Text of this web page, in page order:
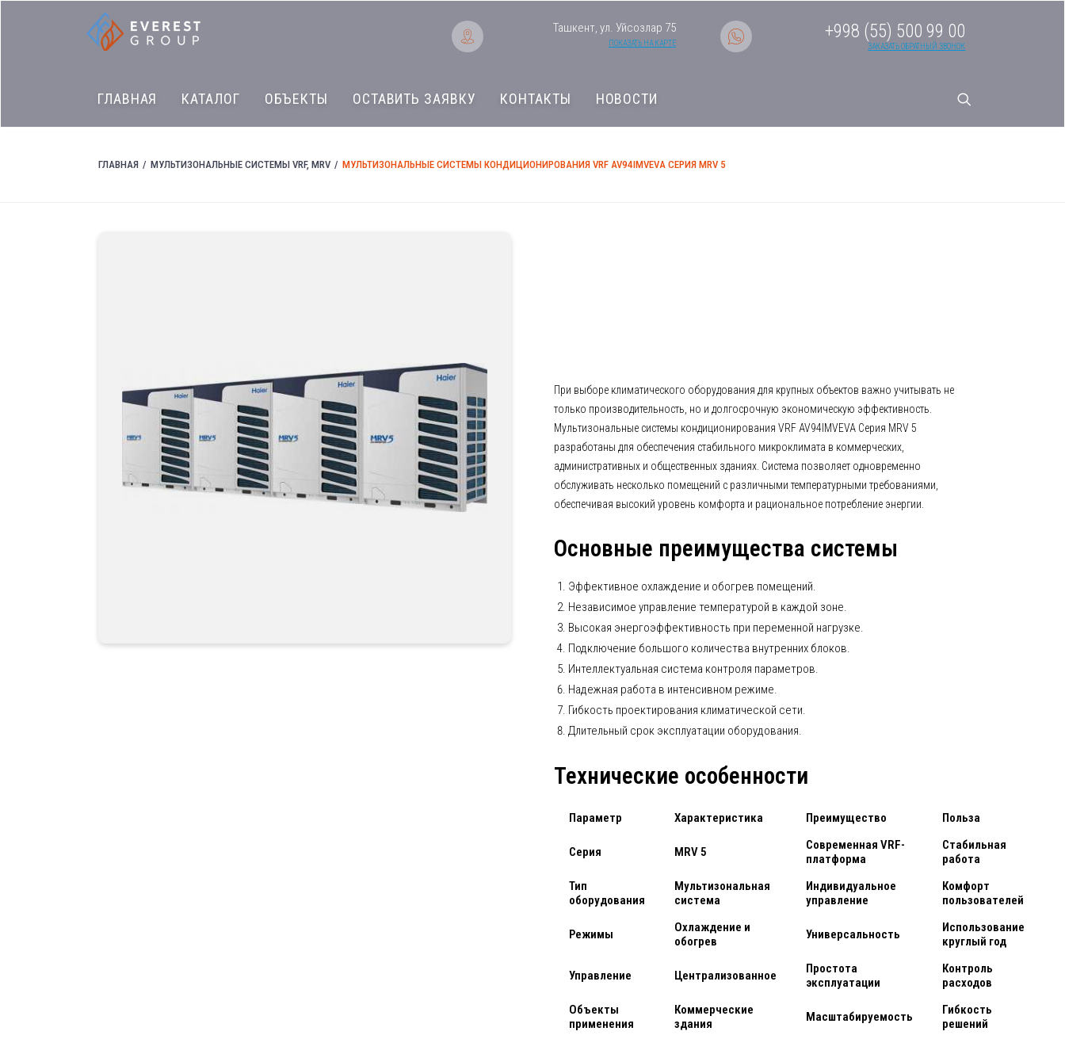
Ташкент, ул. Уйсозлар 75
ПОКАЗАТЬ НА КАРТЕ
+998 (55) 500 99 00
ЗАКАЗАТЬ ОБРАТНЫЙ ЗВОНОК
ГЛАВНАЯ КАТАЛОГ ОБЪЕКТЫ ОСТАВИТЬ ЗАЯВКУ КОНТАКТЫ НОВОСТИ
ГЛАВНАЯ МУЛЬТИЗОНАЛЬНЫЕ СИСТЕМЫ VRF, MRV МУЛЬТИЗОНАЛЬНЫЕ СИСТЕМЫ КОНДИЦИОНИРОВАНИЯ VRF AV94IMVEVA СЕРИЯ MRV 5
При выборе климатического оборудования для крупных объектов важно учитывать не
только производительность, но и долгосрочную экономическую эффективность.
Мультизональные системы кондиционирования VRF AV94IMVEVA Серия MRV 5
разработаны для обеспечения стабильного микроклимата в коммерческих,
административных и общественных зданиях. Система позволяет одновременно
обслуживать несколько помещений с различными температурными требованиями,
обеспечивая высокий уровень комфорта и рациональное потребление энергии.
Основные преимущества системы
Эффективное охлаждение и обогрев помещений.
Независимое управление температурой в каждой зоне.
Высокая энергоэффективность при переменной нагрузке.
Подключение большого количества внутренних блоков.
Интеллектуальная система контроля параметров.
Надежная работа в интенсивном режиме.
Гибкость проектирования климатической сети.
Длительный срок эксплуатации оборудования.
Технические особенности
Параметр Характеристика Преимущество Польза
Серия MRV 5
Современная VRF-
платформа
Стабильная
работа
Тип
оборудования
Мультизональная
система
Индивидуальное
управление
Комфорт
пользователей
Режимы
Охлаждение и
обогрев
Универсальность
Использование
круглый год
Управление Централизованное
Простота
эксплуатации
Контроль
расходов
Объекты
применения
Коммерческие
здания
Масштабируемость
Гибкость
решений